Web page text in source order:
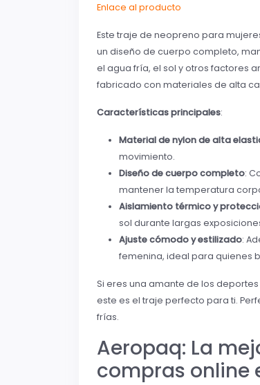
Enlace al producto
Este traje de neopreno para
un diseño de cuerpo completo,
el agua fría, el sol y otros factores
fabricado con materiales de alta
Características principales:
Material de nylon de alta
movimiento.
Diseño de cuerpo completo:
mantener la temperatura
Aislamiento térmico y
sol durante largas
Ajuste cómodo y estilizado:
femenina, ideal para quienes
Si eres una amante de los
este es el traje perfecto para ti.
frías.
Aeropaq: La
compras online